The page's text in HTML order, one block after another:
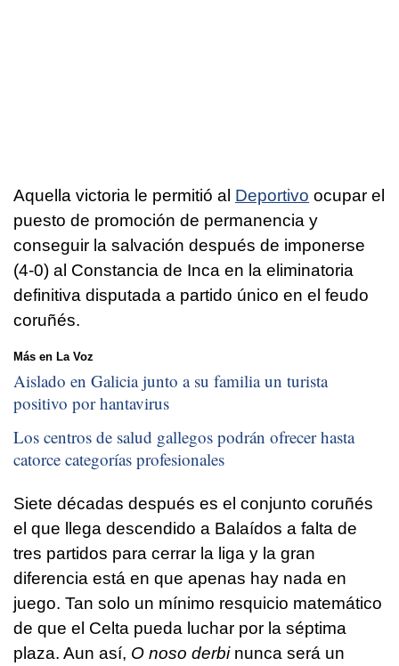
Aquella victoria le permitió al Deportivo ocupar el
puesto de promoción de permanencia y
conseguir la salvación después de imponerse
(4-0) al Constancia de Inca en la eliminatoria
definitiva disputada a partido único en el feudo
coruñés.
Más en La Voz
Aislado en Galicia junto a su familia un turista
positivo por hantavirus
Los centros de salud gallegos podrán ofrecer hasta
catorce categorías profesionales
Siete décadas después es el conjunto coruñés
el que llega descendido a Balaídos a falta de
tres partidos para cerrar la liga y la gran
diferencia está en que apenas hay nada en
juego. Tan solo un mínimo resquicio matemático
de que el Celta pueda luchar por la séptima
plaza. Aun así, O noso derbi nunca será un